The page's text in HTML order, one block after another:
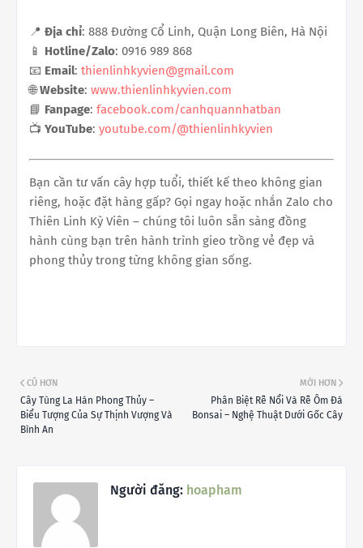
📍 Địa chỉ: 888 Đường Cổ Linh, Quận Long Biên, Hà Nội
📱 Hotline/Zalo: 0916 989 868
📧 Email: thienlinhkyvien@gmail.com
🌐Website: www.thienlinhkyvien.com
📘 Fanpage: facebook.com/canhquannhatban
📺 YouTube: youtube.com/@thienlinhkyvien
Bạn cần tư vấn cây hợp tuổi, thiết kế theo không gian
riêng, hoặc đặt hàng gấp? Gọi ngay hoặc nhắn Zalo cho
Thiên Linh Kỳ Viên – chúng tôi luôn sẵn sàng đồng
hành cùng bạn trên hành trình gieo trồng vẻ đẹp và
phong thủy trong từng không gian sống.
MỚI HƠN
Phân Biệt Rễ Nổi Và Rễ Ôm Đá
Bonsai – Nghệ Thuật Dưới Gốc Cây
CŨ HƠN
Cây Tùng La Hán Phong Thủy –
Biểu Tượng Của Sự Thịnh Vượng Và
Bình An
Người đăng: hoapham